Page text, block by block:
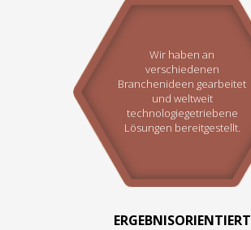
Wir haben an
verschiedenen
Branchenideen gearbeitet
und weltweit
technologiegetriebene
Lösungen bereitgestellt.
ERGEBNISORIENTIERT